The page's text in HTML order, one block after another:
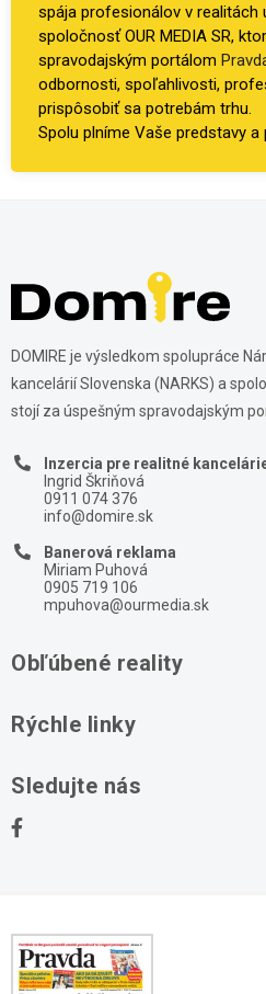
spája profesionálov v realitách
spoločnosť OUR MEDIA SR,
spravodajským portálom
odbornosti, spoľahlivosti,
prispôsobiť sa potrebám trhu.
Spolu plníme Vaše predstavy a
DOMIRE je výsledkom spolupráce
kancelárií Slovenska (NARKS) a
stojí za úspešným spravodajským
Inzercia pre realitné
Ingrid Škriňová
0911 074 376
info@domire.sk
Banerová reklama
Miriam Puhová
0905 719 106
mpuhova@ourmedia.sk
Obľúbené reality
Domy na predaj
Stavebné pozemky
Rýchle linky
Sledujte nás